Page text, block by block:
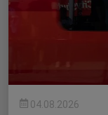
04.08.2026